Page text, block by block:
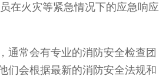
在火灾等紧急情况下的应急响应
通常会有专业的消防安全检查团
们会根据最新的消防安全法规和